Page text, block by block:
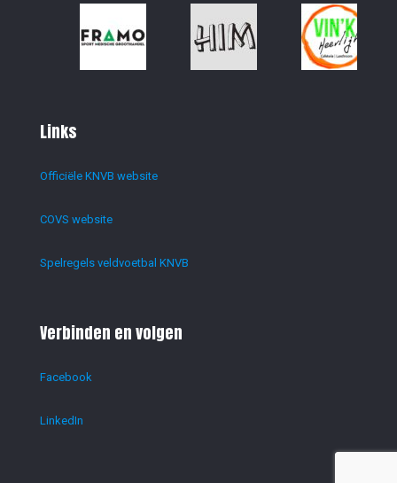
Links
Officiële KNVB website
COVS website
Spelregels veldvoetbal KNVB
Verbinden en volgen
Facebook
LinkedIn